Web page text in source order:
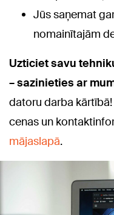
Jūs saņemat
nomainītajām
Uzticiet savu
– sazinieties ar
datoru darba
cenas un
mājaslapā.